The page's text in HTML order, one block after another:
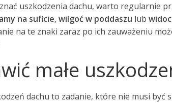
uszkodzenia dachu, warto regularnie
na suficie, wilgoć w poddaszu lub
na te znaki zaraz po ich zauważeniu
małe
dachu to zadanie, które nie musi być